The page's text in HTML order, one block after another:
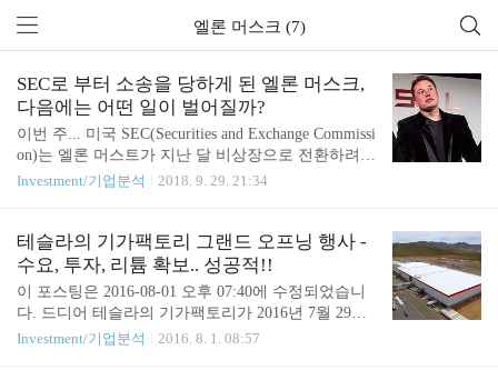
엘론 머스크 (7)
SEC로 부터 소송을 당하게 된 엘론 머스크,
다음에는 어떤 일이 벌어질까?
이번 주... 미국 SEC(Securities and Exchange Commissi
on)는 엘론 머스트가 지난 달 비상장으로 전환하려
한다는 트윗이 법적으로 문제가 있다며 사기혐의로
라고 판단해서 경고 정도의 주위만 주고 넘어갈 거라
생각했었다. 그러나 고소 뉴스가 나오기 전에 SEC와
엘론 머스크와의 합의를 위한 미팅에서 벌금과 함께
엘론 머스크가 회장직에서 2년 동안 내려와야 한다
는 조건 때문에 협상이 부결되었는데, 이런 가혹한
조건을 내세운 것으로 보아 SEC는 엘론 머스크와 합
Investment/기업분석 2018. 9. 29. 21:34
테슬라의 기가팩토리 그랜드 오프닝 행사 -
수요, 투자, 리튬 확보.. 성공적!!
이 포스팅은 2016-08-01 오후 07:40에 수정되었습니
다. 드디어 테슬라의 기가팩토리가 2016년 7월 29일
에 미국 네바다에서 그랜드 오프닝 행사를 열었다.
Investment/기업분석 2016. 8. 1. 08:57